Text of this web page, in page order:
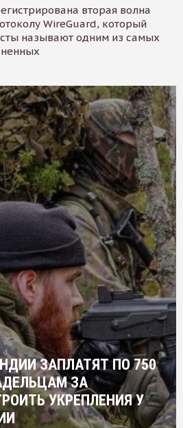
вторая волна
WireGuard, который
называют одним из самых
ЗАПЛАТЯТ ПО 750
ЗА
УКРЕПЛЕНИЯ У